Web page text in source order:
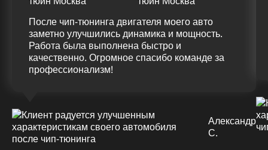
После чип-тюнинга двигателя моего авто
заметно улучшились динамика и мощность.
Работа была выполнена быстро и
качественно. Огромное спасибо команде за
профессионализм!
Александр
С.